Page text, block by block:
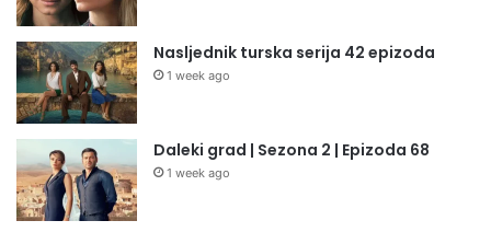
Nasljednik turska serija 42 epizoda
1 week ago
Daleki grad | Sezona 2 | Epizoda 68
1 week ago